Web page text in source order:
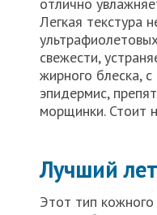
Легкая текстура
свежести,
жирного блеска,
эпидермис,
морщинки. Стоит
Лучший
Этот тип